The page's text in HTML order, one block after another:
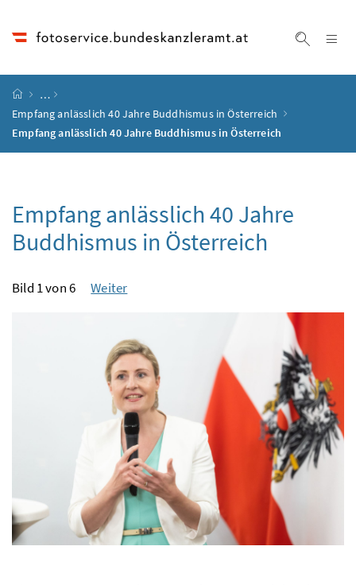
Startseite
…
Empfang anlässlich 40 Jahre Buddhismus in Österreich
Empfang anlässlich 40 Jahre Buddhismus in Österreich
Empfang anlässlich 40 Jahre
Buddhismus in Österreich
Bild 1 von 6 Weiter